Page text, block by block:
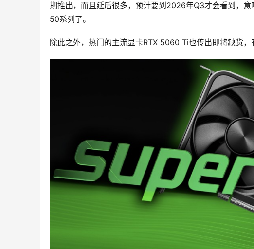
期推出，而且延后很多，预计要到2026年Q3才会看到，
50系列了。
除此之外，热门的主流显卡RTX 5060 Ti也传出即将缺货，